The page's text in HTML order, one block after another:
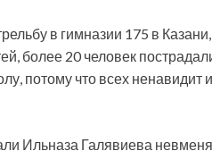
в гимназии 175 в Казани,
более 20 человек
потому что всех ненавидит
Ильназа Галявиева